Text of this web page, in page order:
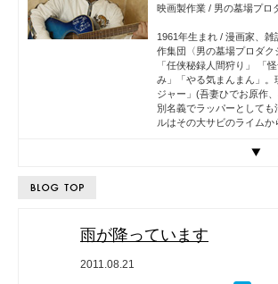
映画製作業 / 男の墓場プロ
1961年生まれ / 漫画家、
作集団〈男の墓場プロダ
「任侠秘録人間狩り」 「
み」「やる気まんまん」
ジャー」(吾妻ひでお原作
別名義でラッパーとして
ルはその大サビのライムか
雨が降っています
2011.08.21